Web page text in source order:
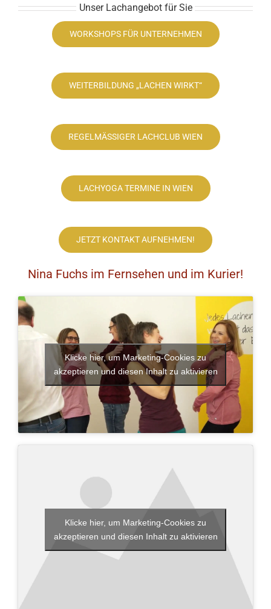
Unser Lachangebot für Sie
WORKSHOPS FÜR UNTERNEHMEN
WEITERBILDUNG „LACHEN WIRKT“
REGELMÄSSIGER LACHCLUB WIEN
LACHYOGA TERMINE IN WIEN
JETZT KONTAKT AUFNEHMEN!
Nina Fuchs im Fernsehen und im Kurier!
Klicke hier, um Marketing-Cookies zu
akzeptieren und diesen Inhalt zu aktivieren
Klicke hier, um Marketing-Cookies zu
akzeptieren und diesen Inhalt zu aktivieren